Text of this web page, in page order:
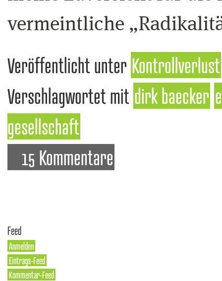
vermeintliche
Veröffentlicht unter Kontrollverlust
Verschlagwortet mit dirk baecker
gesellschaft
15 Kommentare
Feed
Anmelden
Eintrags-Feed
Kommentar-Feed